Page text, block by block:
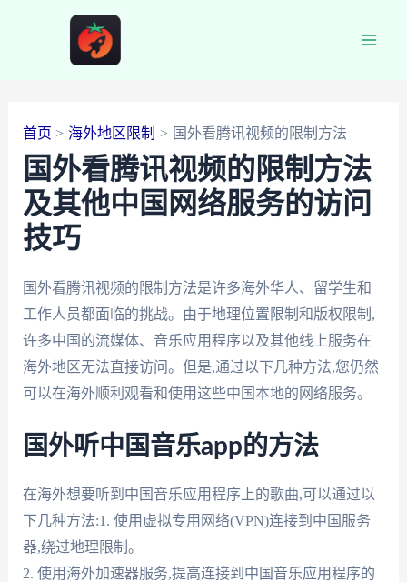
首页 海外地区限制 国外看腾讯视频的限制方法
国外看腾讯视频的限制方法
及其他中国网络服务的访问
技巧
国外看腾讯视频的限制方法是许多海外华人、留学生和
工作人员都面临的挑战。由于地理位置限制和版权限制,
许多中国的流媒体、音乐应用程序以及其他线上服务在
海外地区无法直接访问。但是,通过以下几种方法,您仍然
可以在海外顺利观看和使用这些中国本地的网络服务。
国外听中国音乐app的方法
在海外想要听到中国音乐应用程序上的歌曲,可以通过以
下几种方法:1. 使用虚拟专用网络(VPN)连接到中国服务
器,绕过地理限制。
2. 使用海外加速器服务,提高连接到中国音乐应用程序的